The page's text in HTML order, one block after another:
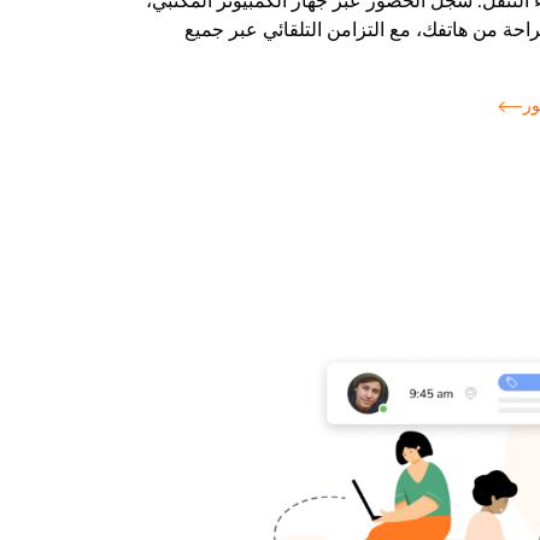
من هاتفك، مع التزامن التلقائي عبر جميع